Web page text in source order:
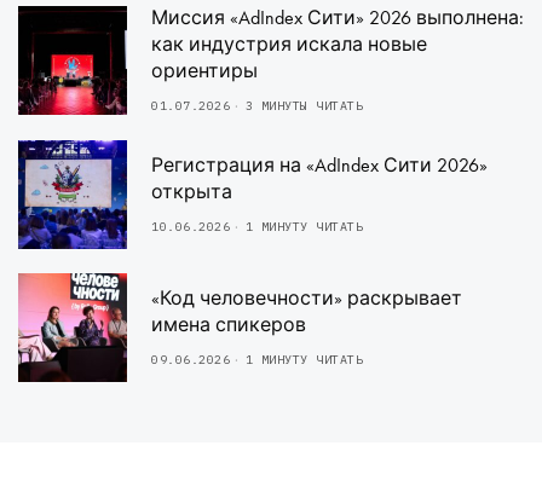
Миссия «AdIndex Сити» 2026 выполнена:
как индустрия искала новые
ориентиры
01.07.2026 3 МИНУТЫ ЧИТАТЬ
Регистрация на «AdIndex Сити 2026»
открыта
10.06.2026 1 МИНУТУ ЧИТАТЬ
«Код человечности» раскрывает
имена спикеров
09.06.2026 1 МИНУТУ ЧИТАТЬ